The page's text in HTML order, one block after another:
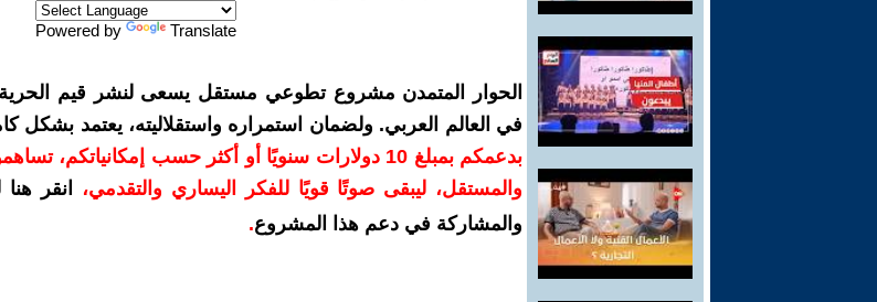
Powered by Translate
الحوار المتمدن مشروع تطوعي مستقل يسعى لنشر قيم الحرية،
في العالم العربي. ولضمان استمراره واستقلاليته، يعتمد
بدعمكم بمبلغ 10 دولارات سنويًا أو أكثر حسب
والمستقل، ليبقى صوتًا قويًا للفكر اليساري والتقدمي،
انقر
والمشاركة في دعم هذا المشروع.